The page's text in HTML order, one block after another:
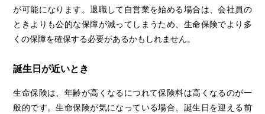
が可能になります。退職して自営業を始める場合は、会社員の
ときよりも公的な保障が減ってしまうため、生命保険でより多
くの保障を確保する必要があるかもしれません。
誕生日が近いとき
生命保険は、年齢が高くなるにつれて保険料は高くなるのが一
般的です。生命保険が気になっている場合、誕生日を迎える前